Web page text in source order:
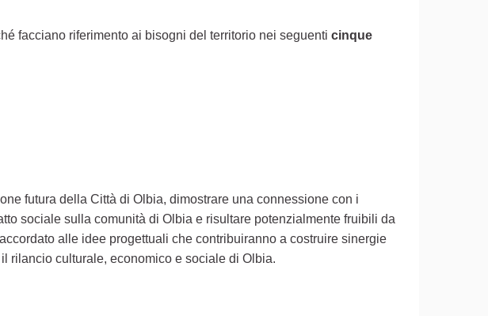
facciano riferimento ai bisogni del territorio nei seguenti cinque
futura della Città di Olbia, dimostrare una connessione con i
sociale sulla comunità di Olbia e risultare potenzialmente fruibili da
alle idee progettuali che contribuiranno a costruire sinergie
rilancio culturale, economico e sociale di Olbia.